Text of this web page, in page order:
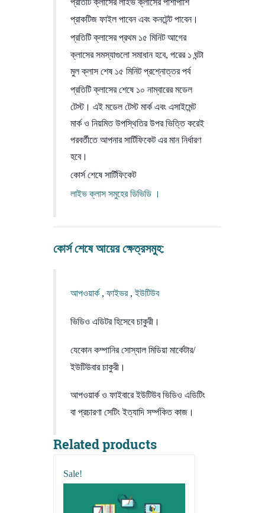
প্রাকটিজ ফাইল পাবেন এবং কনটেন্ট পাবেন।
প্রতিটি ক্লাসের প্রথম ১৫ মিনিট আগের
ক্লাসের সমস্যাগুলো সমাধান হবে, পরের ১ ঘন্টা
মুল ক্লাস শেষ ১৫ মিনিট প্রশ্নোত্তর পর্ব
প্রতিটি ক্লাসের শেষে ১০ নাম্বারের মডেল
টেস্ট। এই মডেল টেস্ট মার্ক এবং এসাইমেন্ট
মার্ক ও নিয়মিত উপস্থিতির উপর ভিত্তি করেই
পরবর্তীতে আপনার সার্টিফিকেট এর মান নির্ধারণ
হবে।
কোর্স শেষে সার্টিফিকেট
লাইভ ক্লাস সমুহেরডিভিডি ।
কোর্স শেষে আয়ের ক্ষেত্রসমুহ:
আপওয়ার্ক , ফাইভর,ইউটিউব
ভিডিও এডিটর হিসেবে চাকুরী।
যেকোন কম্পানির সোস্যাল মিডিয়া মার্কেটার/
ইউটিউবার চাকুরী।
আপওয়ার্ক ও ফাইবারে ইউটিউব ভিডিও এডিটিং
বা প্রচারণা সেটিং ইত্যাদি সর্ম্পকিত কাজ।
Related products
Sale!